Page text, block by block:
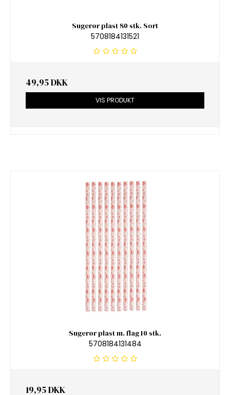
Sugerør plast 80 stk. Sort
5708184131521
49,95 DKK
VIS PRODUKT
Sugerør plast m. flag 10 stk.
5708184131484
19,95 DKK